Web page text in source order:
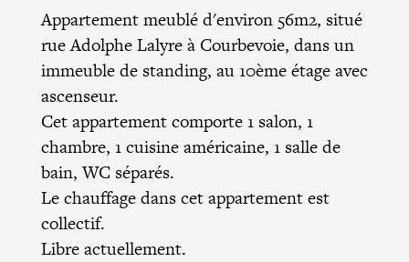
Appartement meublé d'environ 56m2, situé
rue Adolphe Lalyre à Courbevoie, dans un
immeuble de standing, au 10ème étage avec
ascenseur.
Cet appartement comporte 1 salon, 1
chambre, 1 cuisine américaine, 1 salle de
bain, WC séparés.
Le chauffage dans cet appartement est
collectif.
Libre actuellement.